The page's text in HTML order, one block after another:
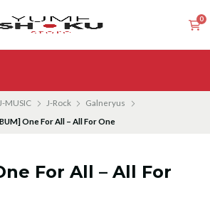
0
J-MUSIC J-Rock
Galneryus
One For All – All For One
For All – All For